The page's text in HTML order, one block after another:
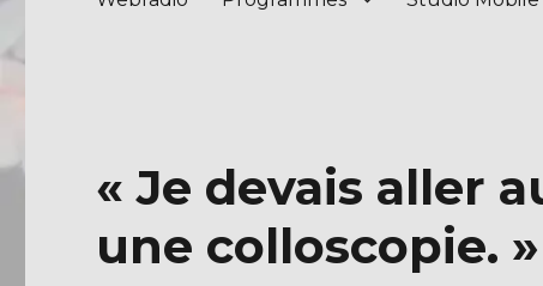
« Je devais aller
une colloscopie. »